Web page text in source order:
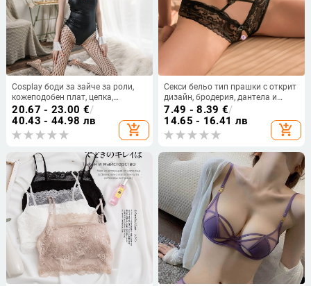
Cosplay боди за зайче за роли,
кожеподобен плат, цепка,
спандекс 80-90%
20.67 - 23.00 €/
40.43 - 44.98 лв
add_shopping_cart
Секси бельо тип прашки с открит
дизайн, бродерия, дантела и
перли; основна тъкан полиестер
80–90%
7.49 - 8.39 €/
14.65 - 16.41 лв
add_shopping_cart